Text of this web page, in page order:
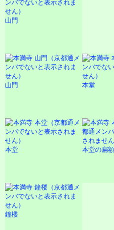
山門
山門 本堂
本堂 本堂の扁額
鐘楼